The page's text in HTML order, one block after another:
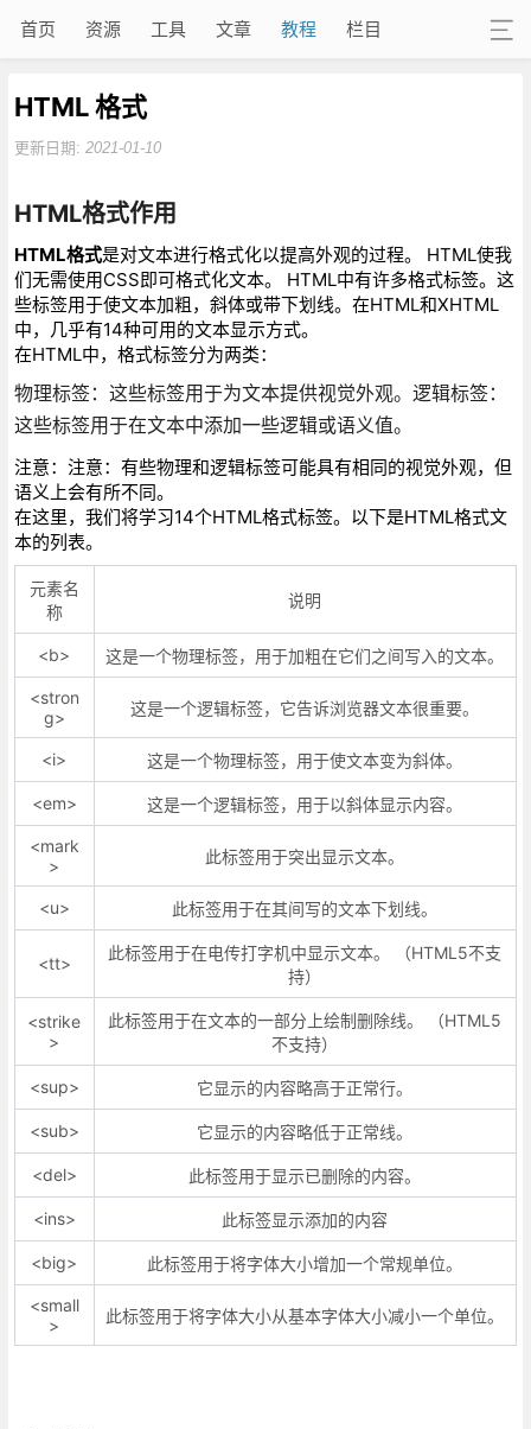
首页 资源 工具 文章 教程 栏目
HTML 格式
更新日期: 2021-01-10
HTML格式作用
HTML格式是对文本进行格式化以提高外观的过程。 HTML使我
们无需使用CSS即可格式化文本。 HTML中有许多格式标签。这
些标签用于使文本加粗，斜体或带下划线。在HTML和XHTML
中，几乎有14种可用的文本显示方式。
在HTML中，格式标签分为两类：
物理标签：这些标签用于为文本提供视觉外观。逻辑标签：
这些标签用于在文本中添加一些逻辑或语义值。
注意：注意：有些物理和逻辑标签可能具有相同的视觉外观，但
语义上会有所不同。
在这里，我们将学习14个HTML格式标签。以下是HTML格式文
本的列表。
元素名
称
说明
<b> 这是一个物理标签，用于加粗在它们之间写入的文本。
<stron
g>
这是一个逻辑标签，它告诉浏览器文本很重要。
<i> 这是一个物理标签，用于使文本变为斜体。
<em> 这是一个逻辑标签，用于以斜体显示内容。
<mark
>
此标签用于突出显示文本。
<u> 此标签用于在其间写的文本下划线。
<tt>
此标签用于在电传打字机中显示文本。 （HTML5不支
持）
<strike
>
此标签用于在文本的一部分上绘制删除线。 （HTML5
不支持）
<sup> 它显示的内容略高于正常行。
<sub> 它显示的内容略低于正常线。
<del> 此标签用于显示已删除的内容。
<ins> 此标签显示添加的内容
<big> 此标签用于将字体大小增加一个常规单位。
<small
>
此标签用于将字体大小从基本字体大小减小一个单位。